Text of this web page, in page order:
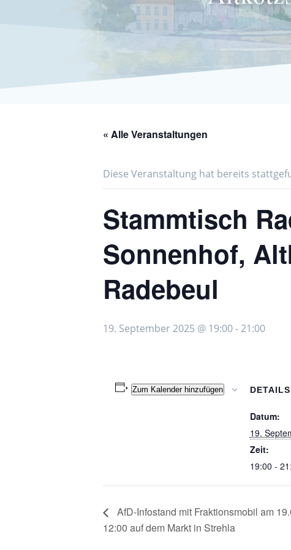
« Alle Veranstaltungen
Diese Veranstaltung hat bereits
Stammtisch
Sonnenhof,
Radebeul
19. September 2025 @ 19:00-21:00
Zum Kalender hinzufügen DETAILS
Datum:
19.
Zeit:
19:00 -
AfD-Infostand mit Fraktionsmobil am
12:00 auf dem Markt in Strehla